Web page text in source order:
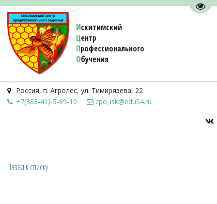
Искитимский
Центр
Профессионального
Обучения
Россия, п. Агролес, ул. Тимирязева, 22
+7(383-41)-5-89-10
cpo_isk@edu54.ru
Назад к списку